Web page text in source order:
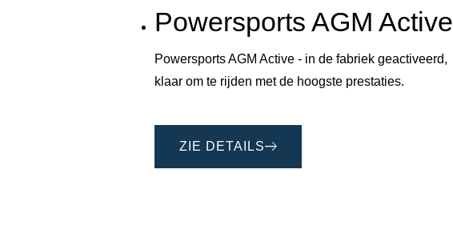
Powersports AGM Active
Powersports AGM Active - in de fabriek geactiveerd,
klaar om te rijden met de hoogste prestaties.
ZIE DETAILS